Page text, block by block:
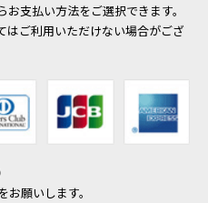
支払い方法をご選択できます。
ご利用いただけない場合がござ
願いします。